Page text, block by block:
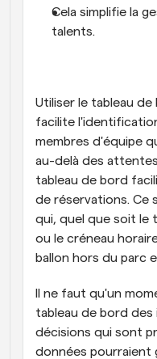
Cela simplifie la
talents.
Utiliser le tableau
facilite
membres d'équipe
au-delà des
tableau de bord
de réservations. Ce
qui, quel que soit le
ou le créneau
ballon hors du parc
Il ne faut qu'un
tableau de bord des
décisions qui sont
données pourraient